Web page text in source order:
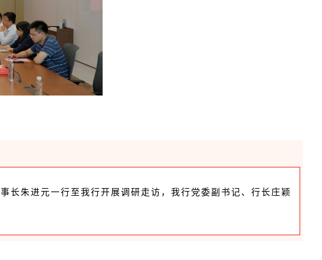
长朱进元一行至我行开展调研走访，我行党委副书记、行长庄颖